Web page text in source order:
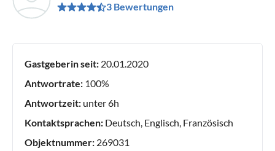
3 Bewertungen
Gastgeberin seit: 20.01.2020
Antwortrate: 100%
Antwortzeit: unter 6h
Kontaktsprachen: Deutsch, Englisch, Französisch
Objektnummer: 269031